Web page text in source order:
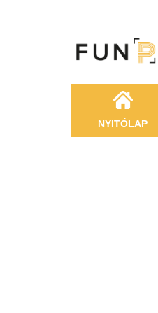
NYITÓLAP